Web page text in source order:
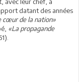
datant des années
cœur de la nation»
«La propagande